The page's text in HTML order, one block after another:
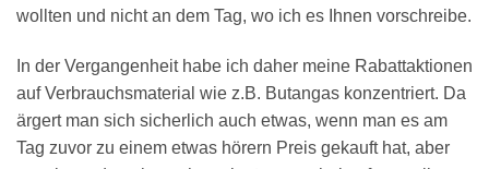
wollten und nicht an dem Tag, wo ich es Ihnen vorschreibe.
In der Vergangenheit habe ich daher meine Rabattaktionen
auf Verbrauchsmaterial wie z.B. Butangas konzentriert. Da
ärgert man sich sicherlich auch etwas, wenn man es am
Tag zuvor zu einem etwas hörern Preis gekauft hat, aber